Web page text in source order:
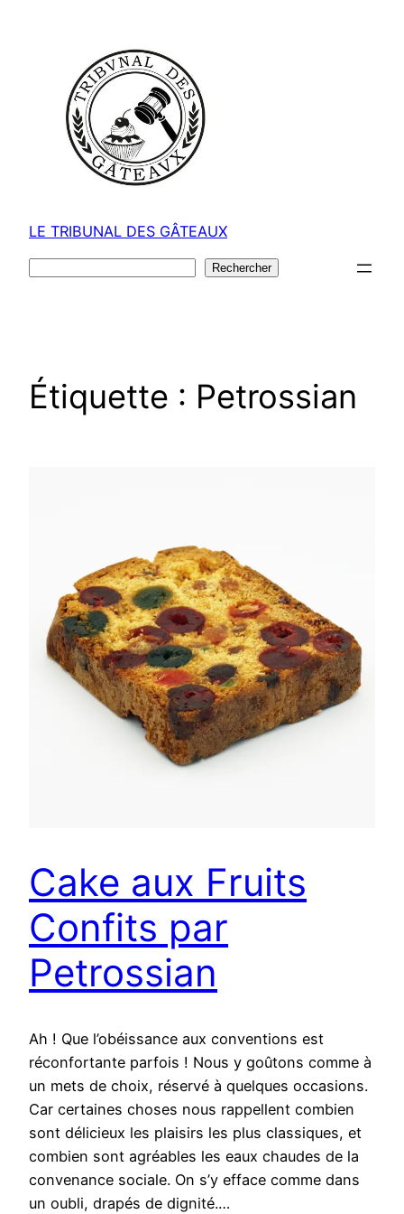
LE TRIBUNAL DES GÂTEAUX
Rechercher
Étiquette : Petrossian
Cake aux Fruits
Confits par
Petrossian
Ah ! Que l’obéissance aux conventions est
réconfortante parfois ! Nous y goûtons comme à
un mets de choix, réservé à quelques occasions.
Car certaines choses nous rappellent combien
sont délicieux les plaisirs les plus classiques, et
combien sont agréables les eaux chaudes de la
convenance sociale. On s’y efface comme dans
un oubli, drapés de dignité.…